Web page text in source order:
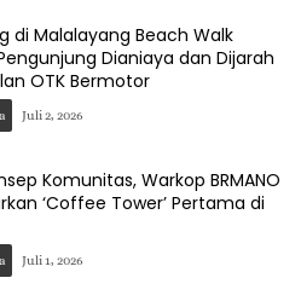
di Malalayang Beach Walk
Dianiaya dan Dijarah
OTK Bermotor
Juli 2, 2026
Komunitas, Warkop BRMANO
‘Coffee Tower’ Pertama di
Juli 1, 2026